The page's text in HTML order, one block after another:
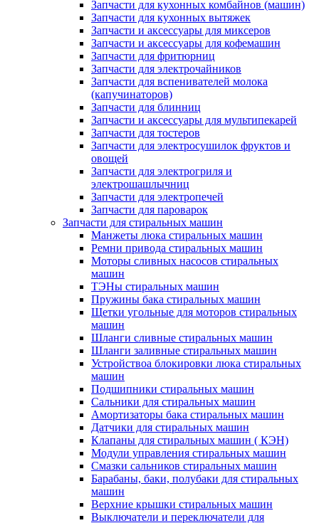
Запчасти для кухонных комбайнов (машин)
Запчасти для кухонных вытяжек
Запчасти и аксессуары для миксеров
Запчасти и аксессуары для кофемашин
Запчасти для фритюрниц
Запчасти для электрочайников
Запчасти для вспенивателей молока
(капучинаторов)
Запчасти для блинниц
Запчасти и аксессуары для мультипекарей
Запчасти для тостеров
Запчасти для электросушилок фруктов и
овощей
Запчасти для электрогриля и
электрошашлычниц
Запчасти для электропечей
Запчасти для пароварок
Запчасти для стиральных машин
Манжеты люка стиральных машин
Ремни привода стиральных машин
Моторы сливных насосов стиральных
машин
ТЭНы стиральных машин
Пружины бака стиральных машин
Щетки угольные для моторов стиральных
машин
Шланги сливные стиральных машин
Шланги заливные стиральных машин
Устройствоа блокировки люка стиральных
машин
Подшипники стиральных машин
Сальники для стиральных машин
Амортизаторы бака стиральных машин
Датчики для стиральных машин
Клапаны для стиральных машин ( КЭН)
Модули управления стиральных машин
Смазки сальников стиральных машин
Барабаны, баки, полубаки для стиральных
машин
Верхние крышки стиральных машин
Выключатели и переключатели для